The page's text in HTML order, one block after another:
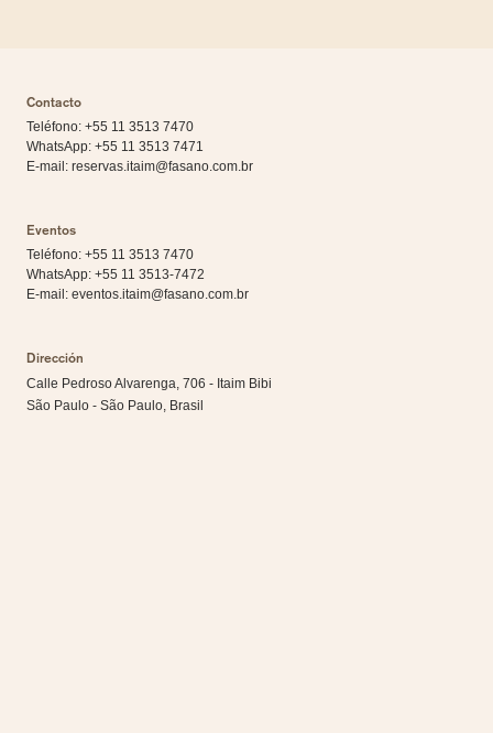
Contacto
Teléfono: +55 11 3513 7470
WhatsApp: +55 11 3513 7471
E-mail: reservas.itaim@fasano.com.br
Eventos
Teléfono: +55 11 3513 7470
WhatsApp: +55 11 3513-7472
E-mail: eventos.itaim@fasano.com.br
Dirección
Calle Pedroso Alvarenga, 706 - Itaim Bibi
São Paulo - São Paulo, Brasil